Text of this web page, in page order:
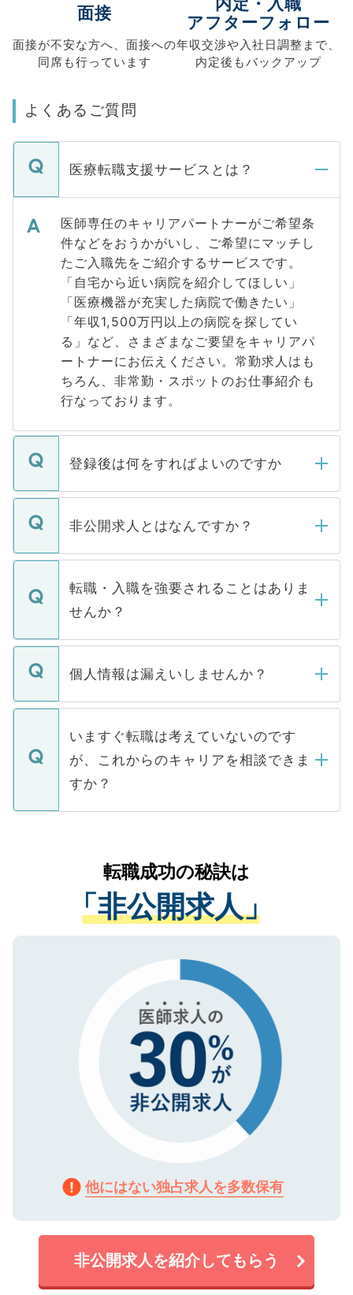
面接
面接が不安な方へ、 面接への
同席も行っています
アフターフォロー
年収交渉や入社日調整まで、
内定後もバックアップ
よくあるご質問
医療転職支援サービスとは？
医師専任のキャリアパートナーがご希望条
件などをおうかがいし、ご希望にマッチし
たご入職先をご紹介するサービスです。
「自宅から近い病院を紹介してほしい」
「医療機器が充実した病院で働きたい」
「年収1,500万円以上の病院を探してい
る」など、さまざまなご要望をキャリアパ
ートナーにお伝えください。常勤求人はも
ちろん、非常勤・スポットのお仕事紹介も
行なっております。
登録後は何をすればよいのですか
ご登録いただきましたら、弊社担当者がご
登録内容を確認し、その後メールもしくは
ます。通常、5営業日以内にはご連絡をせて
いただきますので、しばらくお待ちくださ
非公開求人とはなんですか？
マイナビDOCTORで取り扱っている求人の
うち約3割は、Webサイトからご覧いただ
けない「非公開求人」です。非公開求人は
下記の理由によって、一般には公開してい
ません。
■応募殺到を避けるため 人気のある医療機
関を公にしてしまうと、応募が殺到する場
に、医療機関が求める条件に合った人材の
みを人材紹介会社に依頼するケースが増え
ています。
転職・入職を強要されることはありま
せんか？
転職・入職を強要することは一切ありませ
ん。また、仮に応募先から内定をいただい
定を承諾する必要はありません。内定先へ
の辞退の連絡はキャリアパートナーが行い
個人情報は漏えいしませんか？
個人情報が漏えいすることはありませんの
で、ご安心ください。当サイトからの登録
などで収集したご登録者様の個人情報は、
ご本人のキャリアアップおよび転職活動の
支援を目的に使用いたします。お預かりし
ているすべての個人データはご本人の許可
は、個人情報の取り扱いについての厳密な
管理基準を満たした事業者のみに付与され
る、プライバシーマークを取得済みです。
で、機密保持に関してもご安心ください。
いますぐ転職は考えていないのです
が、これからのキャリアを相談できま
すか？
かがいして、現在の医療機関の状況や紹介
経験をまじえながら、適切なアドバイスを
させていただきます。すぐにご転職をされ
ない方には、長期的なサポートが可能です
ので、まずはご登録ください。
転職成功の秘訣は
「非公開求人」
他にはない独占求人を多数保有
非公開求人を紹介してもらう